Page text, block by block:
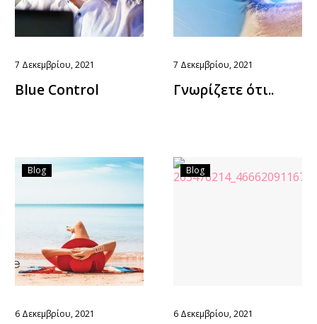
7 Δεκεμβρίου, 2021
Blue Control
7 Δεκεμβρίου, 2021
Γνωρίζετε ότι..
Blog
6 Δεκεμβρίου, 2021
Blog
6 Δεκεμβρίου, 2021